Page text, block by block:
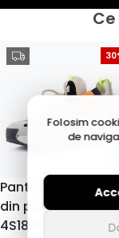
Pantofi sport
din piele mix,
4S18159J 03-Z, bej
Folosim
de